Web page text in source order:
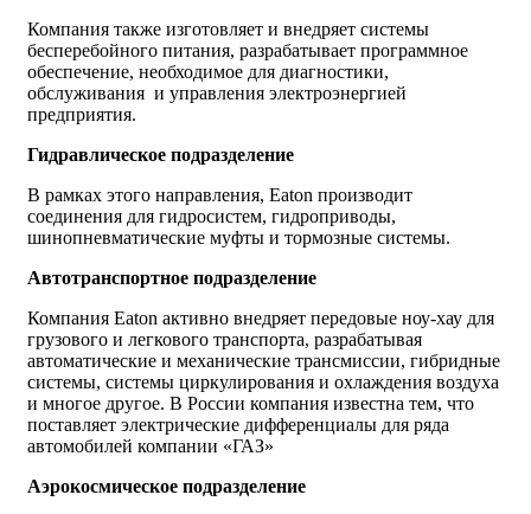
Компания также изготовляет и внедряет системы
бесперебойного питания, разрабатывает программное
обеспечение, необходимое для диагностики,
обслуживания и управления электроэнергией
предприятия.
Гидравлическое подразделение
В рамках этого направления, Eaton производит
соединения для гидросистем, гидроприводы,
шинопневматические муфты и тормозные системы.
Автотранспортное подразделение
Компания Eaton активно внедряет передовые ноу-хау для
грузового и легкового транспорта, разрабатывая
автоматические и механические трансмиссии, гибридные
системы, системы циркулирования и охлаждения воздуха
и многое другое. В России компания известна тем, что
поставляет электрические дифференциалы для ряда
автомобилей компании «ГАЗ»
Аэрокосмическое подразделение